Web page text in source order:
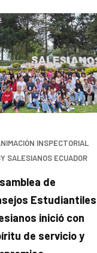
INSPECTORIAL
SALESIANOS ECUADOR
de
Estudiantiles
inició con
de servicio y